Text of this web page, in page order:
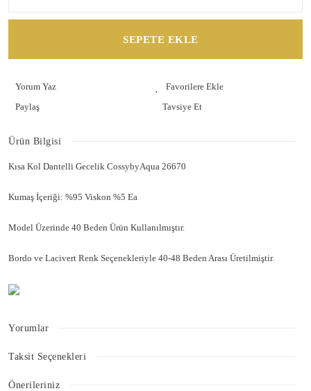
SEPETE EKLE
Yorum Yaz
Paylaş
Tavsiye Et
Ürün Bilgisi
Kısa Kol Dantelli Gecelik CossybyAqua 26670
Kumaş İçeriği: %95 Viskon %5 Ea
Model Üzerinde 40 Beden Ürün Kullanılmıştır.
Bordo ve Lacivert Renk Seçenekleriyle 40-48 Beden Arası Üretilmiştir.
Yorumlar
Taksit Seçenekleri
Önerileriniz